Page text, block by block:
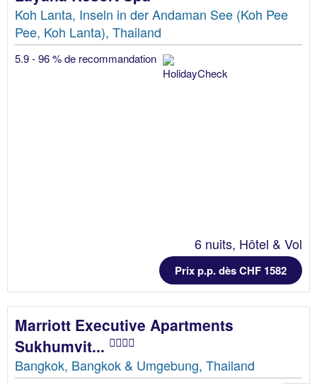
Koh Lanta, Inseln in der Andaman See (Koh Pee
Pee, Koh Lanta), Thailand
5.9 - 96 % de recommandation
6 nuits, Hôtel & Vol
Prix p.p. dès CHF 1582
Marriott Executive Apartments
Sukhumvit...
Bangkok, Bangkok & Umgebung, Thailand